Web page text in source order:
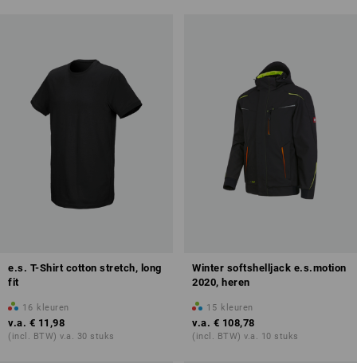
e.s. T-Shirt cotton stretch, long
fit
16 kleuren
v.a. € 11,98
(incl. BTW) v.a. 30 stuks
Winter softshelljack e.s.motion
2020, heren
15 kleuren
v.a. € 108,78
(incl. BTW) v.a. 10 stuks